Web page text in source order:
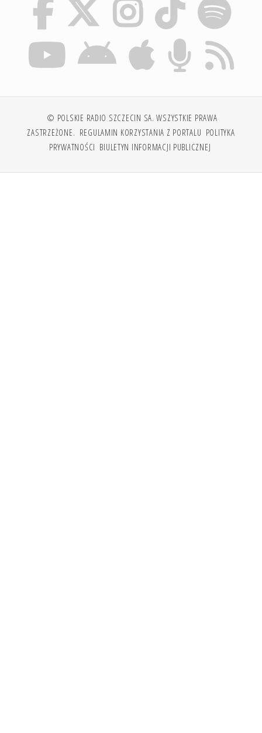
© POLSKIE RADIO SZCZECIN SA. WSZYSTKIE PRAWA
ZASTRZEŻONE. REGULAMIN KORZYSTANIA Z PORTALU POLITYKA
PRYWATNOŚCI BIULETYN INFORMACJI PUBLICZNEJ